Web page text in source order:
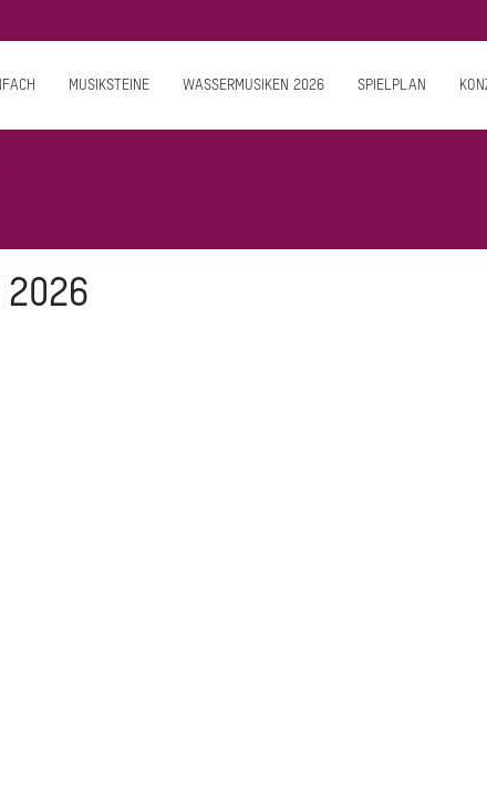
MUSIKSTEINE WASSERMUSIKEN 2026 SPIELPLAN
2026